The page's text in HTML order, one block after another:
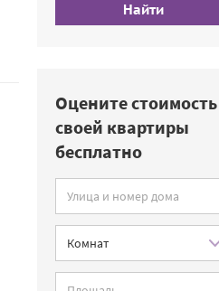
Найти
Оцените стоимость
своей квартиры
бесплатно